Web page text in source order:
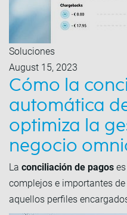
Soluciones
August 15, 2023
Cómo la
automática
optimiza la
negocio
La conciliación de pagos
complejos e importantes
aquellos perfiles